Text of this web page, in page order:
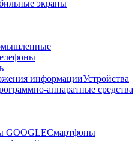
экраны
информацииУстройства
аппаратные средства
GOOGLEСмартфоны